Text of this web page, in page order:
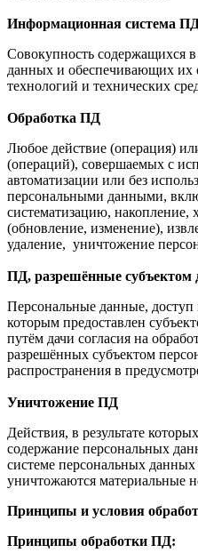
Информационная система
Совокупность содержащихся
данных и обеспечивающих
технологий и технических
Обработка ПД
Любое действие (операция)
(операций), совершаемых с
автоматизации или без
персональными данными,
систематизацию, накопление,
(обновление, изменение),
удаление, уничтожение
ПД, разрешённые субъектом
Персональные данные, доступ
которым предоставлен
путём дачи согласия на
разрешённых субъектом
распространения в
Уничтожение ПД
Действия, в результате
содержание персональных
системе персональных данных
уничтожаются материальные
Принципы и условия
Принципы обработки ПД: